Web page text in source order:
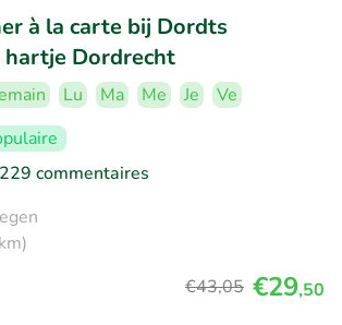
à la carte bij Dordts
hartje Dordrecht
Lu Ma Me Je
Ve
commentaires
€43,05 €29,50